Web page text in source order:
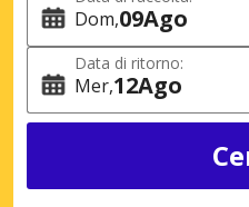
Dom 09Ago
Data di ritorno:
Mer 12Ago